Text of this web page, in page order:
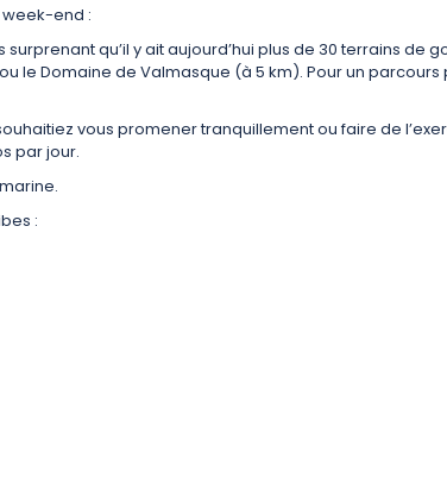
end :
qu’il y ait aujourd’hui plus de 30 terrains de
le Domaine de Valmasque (à 5 km). Pour un parcours
vous promener tranquillement ou faire de
par jour.
: